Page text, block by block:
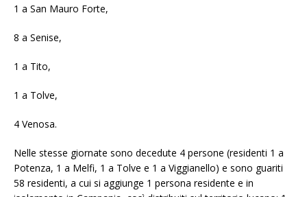
1 a San Mauro Forte,
8 a Senise,
1 a Tito,
1 a Tolve,
4 Venosa.
Nelle stesse giornate sono decedute 4 persone (residenti 1 a
Potenza, 1 a Melfi, 1 a Tolve e 1 a Viggianello) e sono guariti
58 residenti, a cui si aggiunge 1 persona residente e in